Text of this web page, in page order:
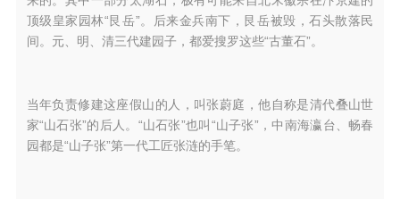
顶级皇家园林“艮岳”。后来金兵南下，艮岳被毁，石头散落民
间。元、明、清三代建园子，都爱搜罗这些“古董石”。
当年负责修建这座假山的人，叫张蔚庭，他自称是清代叠山世
家“山石张”的后人。“山石张”也叫“山子张”，中南海瀛台、畅春
园都是“山子张”第一代工匠张涟的手笔。